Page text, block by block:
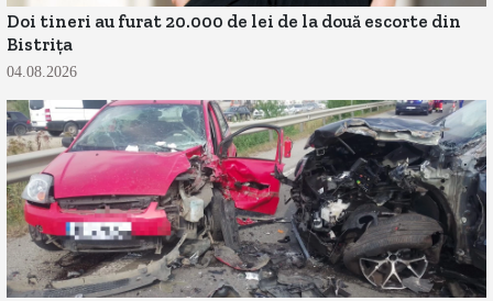
Doi tineri au furat 20.000 de lei de la două escorte din
Bistrița
04.08.2026